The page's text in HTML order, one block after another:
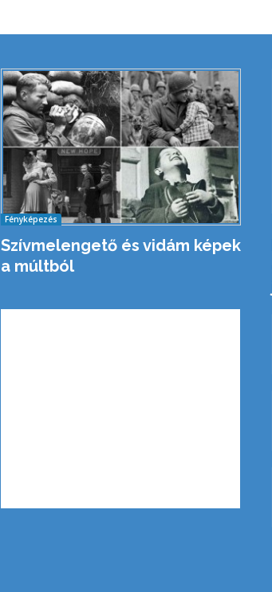
Fényképezés
Szívmelengető és vidám képek
a múltból